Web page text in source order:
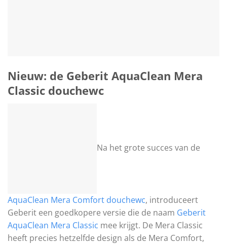
Nieuw: de Geberit AquaClean Mera
Classic douchewc
Na het grote succes van de
AquaClean Mera Comfort douchewc, introduceert
Geberit een goedkopere versie die de naam Geberit
AquaClean Mera Classic mee krijgt. De Mera Classic
heeft precies hetzelfde design als de Mera Comfort,